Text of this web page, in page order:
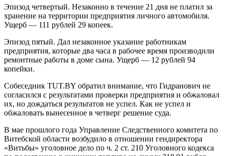
Эпизод четвертый. Незаконно в течение 21 дня не платил за
хранение на территории предприятия личного автомобиля.
Ущерб — 111 рублей 29 копеек.
Эпизод пятый. Дал незаконное указание работникам
предприятия, которые два часа в рабочее время производили
ремонтные работы в доме сына. Ущерб — 12 рублей 94
копейки.
Собеседник TUT.BY обратил внимание, что Гидранович не
согласился с результатами проверки предприятия и обжаловал
их, но дождаться результатов не успел. Как не успел и
обжаловать вынесенное в четверг решение суда.
В мае прошлого года Управление Следственного комитета по
Витебской области возбудило в отношении гендиректора
«Витьбы» уголовное дело по ч. 2 ст. 210 Уголовного кодекса